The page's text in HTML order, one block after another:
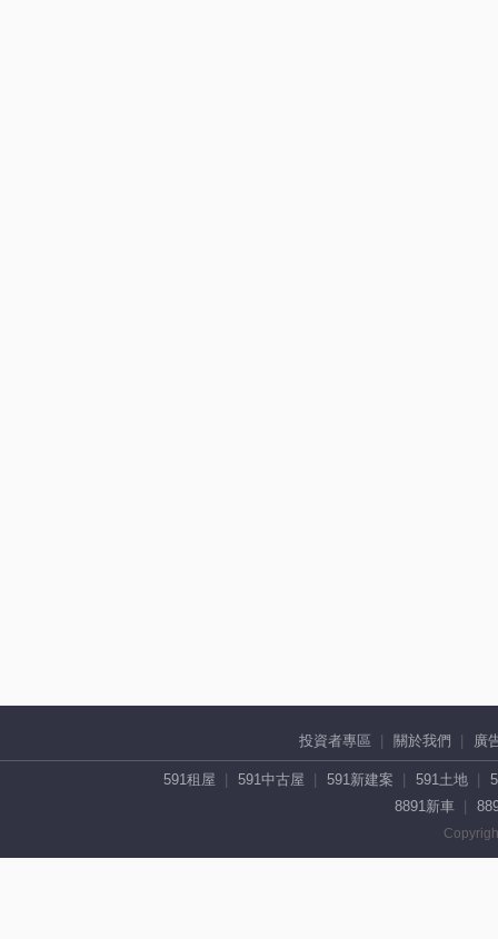
投資者專區 關於我們 廣
591租屋 591中古屋 591新建案 591土地
8891新車